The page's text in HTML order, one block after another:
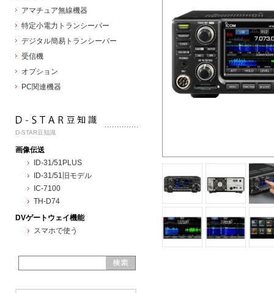
アマチュア無線機器
特定小電力トランシーバー
デジタル簡易トランシーバー
受信機
オプション
PC関連機器
D-STAR豆知識
画像伝送
ID-31/51PLUS
ID-31/51旧モデル
IC-7100
TH-D74
DVゲートウェイ機能
スマホで使う